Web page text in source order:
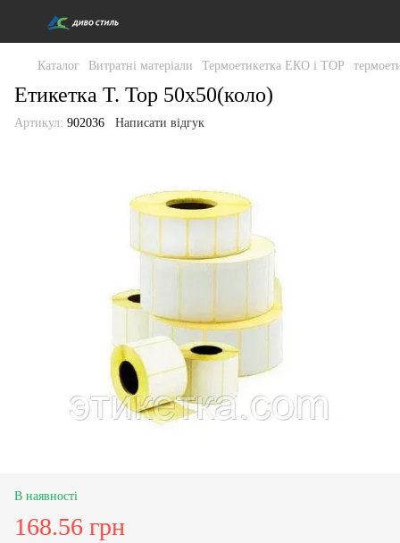
Каталог Витратні матеріали Термоетикетка ЕКО і ТОР
Етикетка T. Top 50x50(коло)
Артикул: 902036 Написати відгук
В наявності
168.56 грн